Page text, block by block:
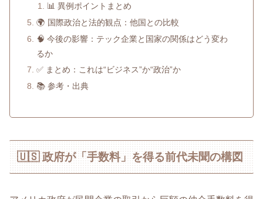
📊 異例ポイントまとめ
🌍 国際政治と法的観点：他国との比較
🧠 今後の影響：テック企業と国家の関係はどう変わ
るか
✅ まとめ：これは“ビジネス”か“政治”か
📚 参考・出典
🇺🇸 政府が「手数料」を得る前代未聞の構図